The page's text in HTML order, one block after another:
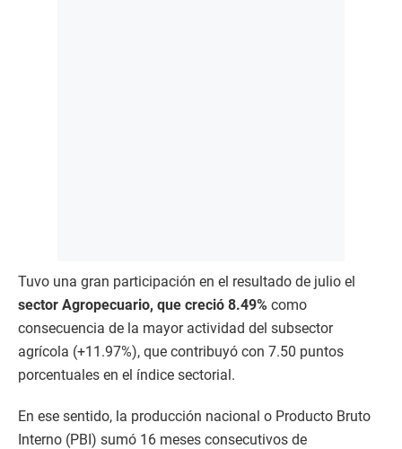
Tuvo una gran participación en el resultado de julio el
sector Agropecuario, que creció 8.49% como
consecuencia de la mayor actividad del subsector
agrícola (+11.97%), que contribuyó con 7.50 puntos
porcentuales en el índice sectorial.
En ese sentido, la producción nacional o Producto Bruto
Interno (PBI) sumó 16 meses consecutivos de